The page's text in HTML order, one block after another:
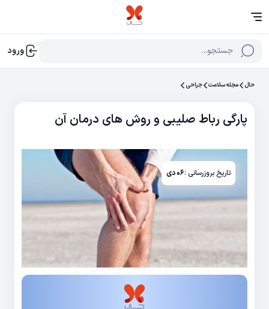
جستجو... ورود
حال مجله سلامت جراحی
پارگی رباط صلیبی و روش های درمان آن
تاریخ بروزرسانی :۰۶ دی